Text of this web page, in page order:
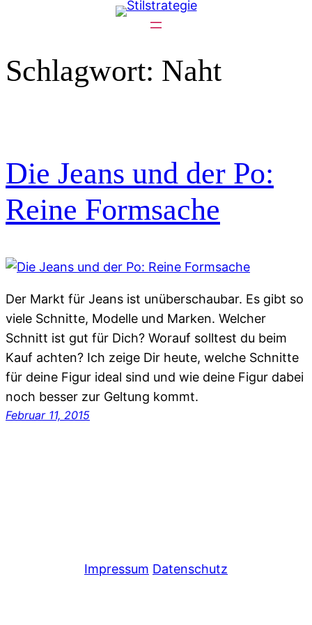
Schlagwort: Naht
Die Jeans und der Po:
Reine Formsache
Der Markt für Jeans ist unüberschaubar. Es gibt so
viele Schnitte, Modelle und Marken. Welcher
Schnitt ist gut für Dich? Worauf solltest du beim
Kauf achten? Ich zeige Dir heute, welche Schnitte
für deine Figur ideal sind und wie deine Figur dabei
noch besser zur Geltung kommt.
Februar 11, 2015
Impressum Datenschutz